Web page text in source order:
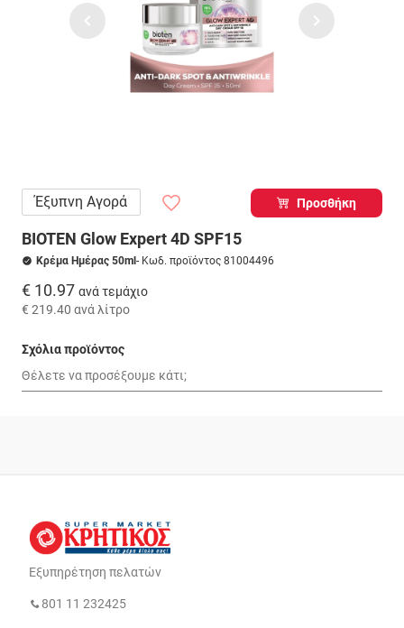
Έξυπνη Αγορά Προσθήκη
BIOTEN Glow Expert 4D SPF15
Κρέμα Ημέρας 50ml - Κωδ. προϊόντος 81004496
€ 10.97 ανά τεμάχιο
€ 219.40 ανά λίτρο
Σχόλια προϊόντος
Εξυπηρέτηση πελατών
801 11 232425